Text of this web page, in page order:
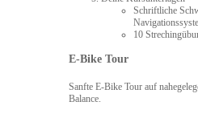
Schriftliche
10
E-Bike Tour
Sanfte E-Bike Tour auf
Balance.